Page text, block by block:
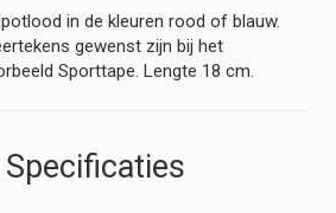
in de kleuren rood of blauw.
gewenst zijn bij het
Sporttape. Lengte 18 cm.
Specificaties